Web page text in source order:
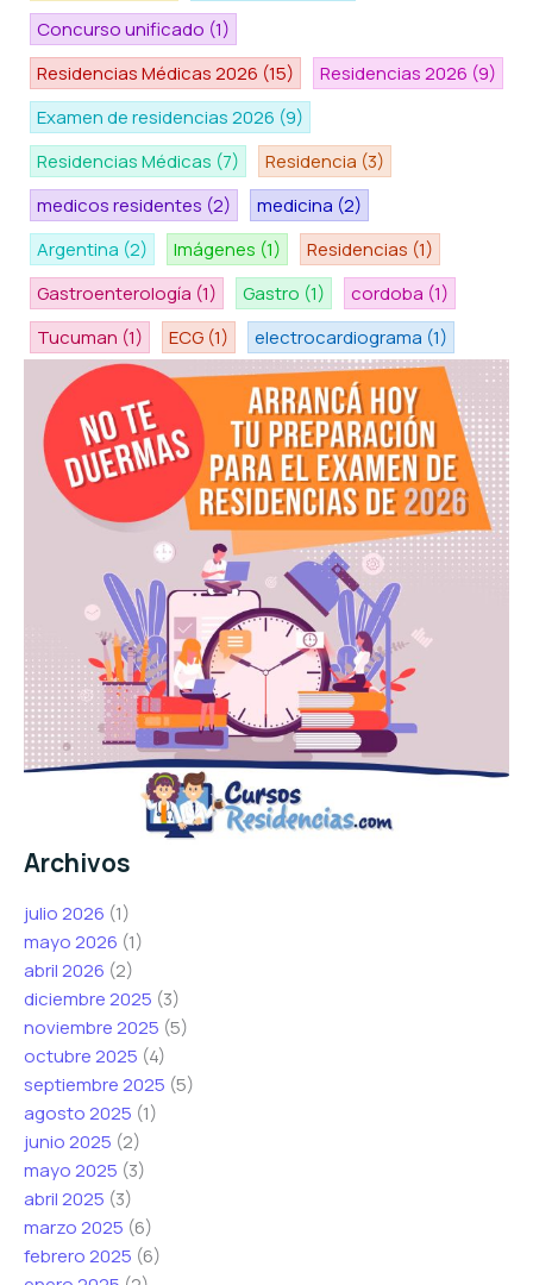
Concurso unificado (1)
Residencias Médicas 2026 (15) Residencias 2026 (9)
Examen de residencias 2026 (9)
Residencias Médicas (7) Residencia (3)
medicos residentes (2) medicina (2)
Argentina (2) Imágenes (1) Residencias (1)
Gastroenterología (1) Gastro (1) cordoba (1)
Tucuman (1) ECG (1) electrocardiograma (1)
Archivos
julio 2026 (1)
mayo 2026 (1)
abril 2026 (2)
diciembre 2025 (3)
noviembre 2025 (5)
octubre 2025 (4)
septiembre 2025 (5)
agosto 2025 (1)
junio 2025 (2)
mayo 2025 (3)
abril 2025 (3)
marzo 2025 (6)
febrero 2025 (6)